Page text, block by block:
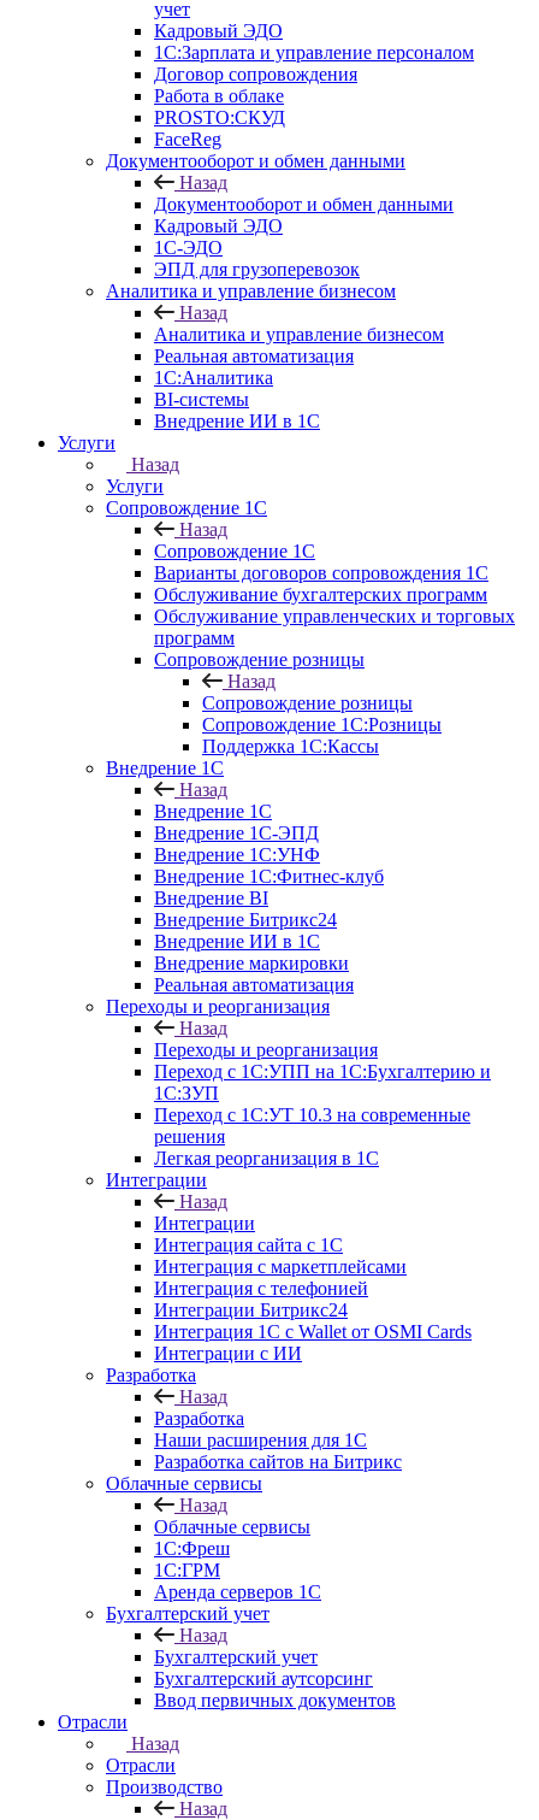
учет
Кадровый ЭДО
1С:Зарплата и управление персоналом
Договор сопровождения
Работа в облаке
PROSTO:СКУД
FaceReg
Документооборот и обмен данными
Назад
Документооборот и обмен данными
Кадровый ЭДО
1С-ЭДО
ЭПД для грузоперевозок
Аналитика и управление бизнесом
Назад
Аналитика и управление бизнесом
Реальная автоматизация
1С:Аналитика
BI-системы
Внедрение ИИ в 1С
Услуги
Назад
Услуги
Сопровождение 1С
Назад
Сопровождение 1С
Варианты договоров сопровождения 1С
Обслуживание бухгалтерских программ
Обслуживание управленческих и торговых
программ
Сопровождение розницы
Назад
Сопровождение розницы
Сопровождение 1С:Розницы
Поддержка 1С:Кассы
Внедрение 1С
Назад
Внедрение 1С
Внедрение 1С-ЭПД
Внедрение 1С:УНФ
Внедрение 1С:Фитнес-клуб
Внедрение BI
Внедрение Битрикс24
Внедрение ИИ в 1С
Внедрение маркировки
Реальная автоматизация
Переходы и реорганизация
Назад
Переходы и реорганизация
Переход с 1С:УПП на 1С:Бухгалтерию и
1С:ЗУП
Переход с 1С:УТ 10.3 на современные
решения
Легкая реорганизация в 1С
Интеграции
Назад
Интеграции
Интеграция сайта с 1С
Интеграция с маркетплейсами
Интеграция с телефонией
Интеграции Битрикс24
Интеграция 1С с Wallet от OSMI Cards
Интеграции с ИИ
Разработка
Назад
Разработка
Наши расширения для 1С
Разработка сайтов на Битрикс
Облачные сервисы
Назад
Облачные сервисы
1С:Фреш
1С:ГРМ
Аренда серверов 1С
Бухгалтерский учет
Назад
Бухгалтерский учет
Бухгалтерский аутсорсинг
Ввод первичных документов
Отрасли
Назад
Отрасли
Производство
Назад